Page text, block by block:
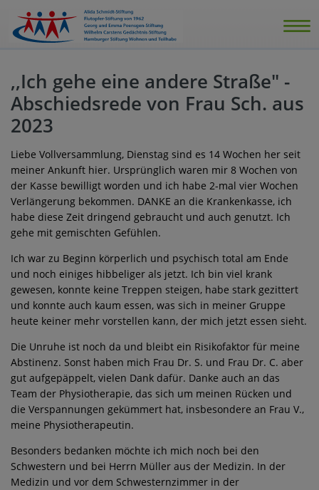
,,Ich gehe eine andere Straße" -
Abschiedsrede von Frau Sch. aus
2023
Liebe Vollversammlung, Dienstag sind es 14 Wochen her seit
meiner Ankunft hier. Ursprünglich waren mir 8 Wochen von
der Kasse bewilligt worden und ich habe 2-mal vier Wochen
Verlängerung bekommen. DANKE an die Krankenkasse, ich
habe diese Zeit dringend gebraucht und auch genutzt. Ich
gehe mit gemischten Gefühlen.
Ich war zu Beginn körperlich und psychisch total am Ende
und noch einiges hibbeliger als jetzt. Ich bin viel krank
gewesen, konnte keine Treppen steigen, habe stark gezittert
und konnte auch kaum essen, was sich in meiner Gruppe
heute keiner mehr vorstellen kann, der mich jetzt essen sieht.
Die Unruhe ist noch da und bleibt ein Risikofaktor für meine
Abstinenz. Sonst haben mich Frau Dr. S. und Frau Dr. C. aber
gut aufgepäppelt, vielen Dank dafür. Danke auch an das
Team der Physiotherapie, das sich um meinen Rücken und
die Verspannungen gekümmert hat, insbesondere an Frau V.,
meine Physiotherapeutin.
Besonders bedanken möchte ich mich noch bei den
Schwestern und bei Herrn Müller aus der Medizin. In der
Medizin und vor dem Schwesternzimmer in der